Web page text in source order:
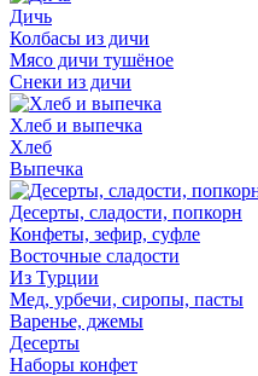
Дичь
Колбасы из дичи
Мясо дичи тушёное
Снеки из дичи
Хлеб и выпечка
Хлеб
Выпечка
Десерты, сладости, попкорн
Конфеты, зефир, суфле
Восточные сладости
Из Турции
Мед, урбечи, сиропы, пасты
Варенье, джемы
Десерты
Наборы конфет